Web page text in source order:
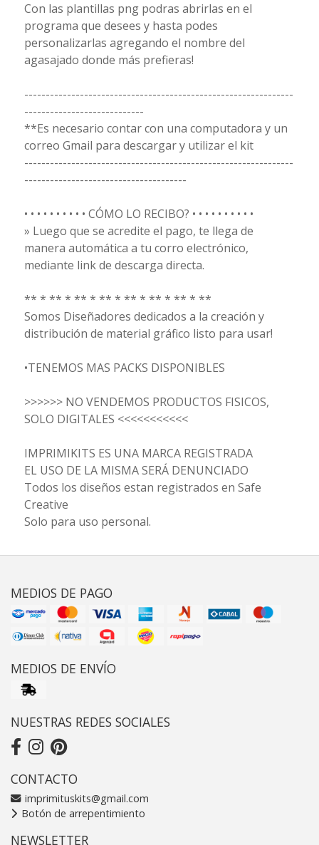
Con las plantillas png podras abrirlas en el
programa que desees y hasta podes
personalizarlas agregando el nombre del
agasajado donde más prefieras!
---------------------------------------------------------------
----------------------------
**Es necesario contar con una computadora y un
correo Gmail para descargar y utilizar el kit
---------------------------------------------------------------
--------------------------------------
• • • • • • • • • • CÓMO LO RECIBO? • • • • • • • • • •
» Luego que se acredite el pago, te llega de
manera automática a tu corro electrónico,
mediante link de descarga directa.
** * ** * ** * ** * ** * ** * ** * **
Somos Diseñadores dedicados a la creación y
distribución de material gráfico listo para usar!
•TENEMOS MAS PACKS DISPONIBLES
>>>>>> NO VENDEMOS PRODUCTOS FISICOS,
SOLO DIGITALES <<<<<<<<<<<
IMPRIMIKITS ES UNA MARCA REGISTRADA
EL USO DE LA MISMA SERÁ DENUNCIADO
Todos los diseños estan registrados en Safe
Creative
Solo para uso personal.
MEDIOS DE PAGO
MEDIOS DE ENVÍO
NUESTRAS REDES SOCIALES
CONTACTO
imprimituskits@gmail.com
Botón de arrepentimiento
NEWSLETTER